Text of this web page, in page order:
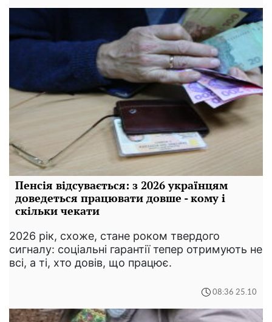
Пенсія відсувається: з 2026 українцям
доведеться працювати довше - кому і
скільки чекати
2026 рік, схоже, стане роком твердого
сигналу: соціальні гарантії тепер отримують не
всі, а ті, хто довів, що працює.
08:36 25.10